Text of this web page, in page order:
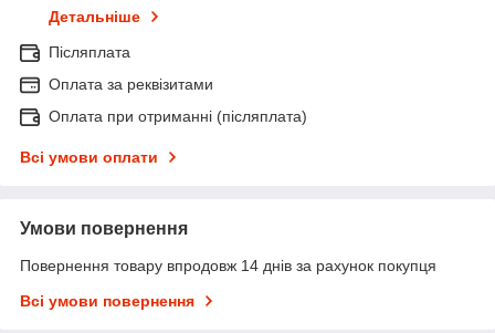
Детальніше
Післяплата
Оплата за реквізитами
Оплата при отриманні (післяплата)
Всі умови оплати
Умови повернення
Повернення товару впродовж 14 днів за рахунок покупця
Всі умови повернення